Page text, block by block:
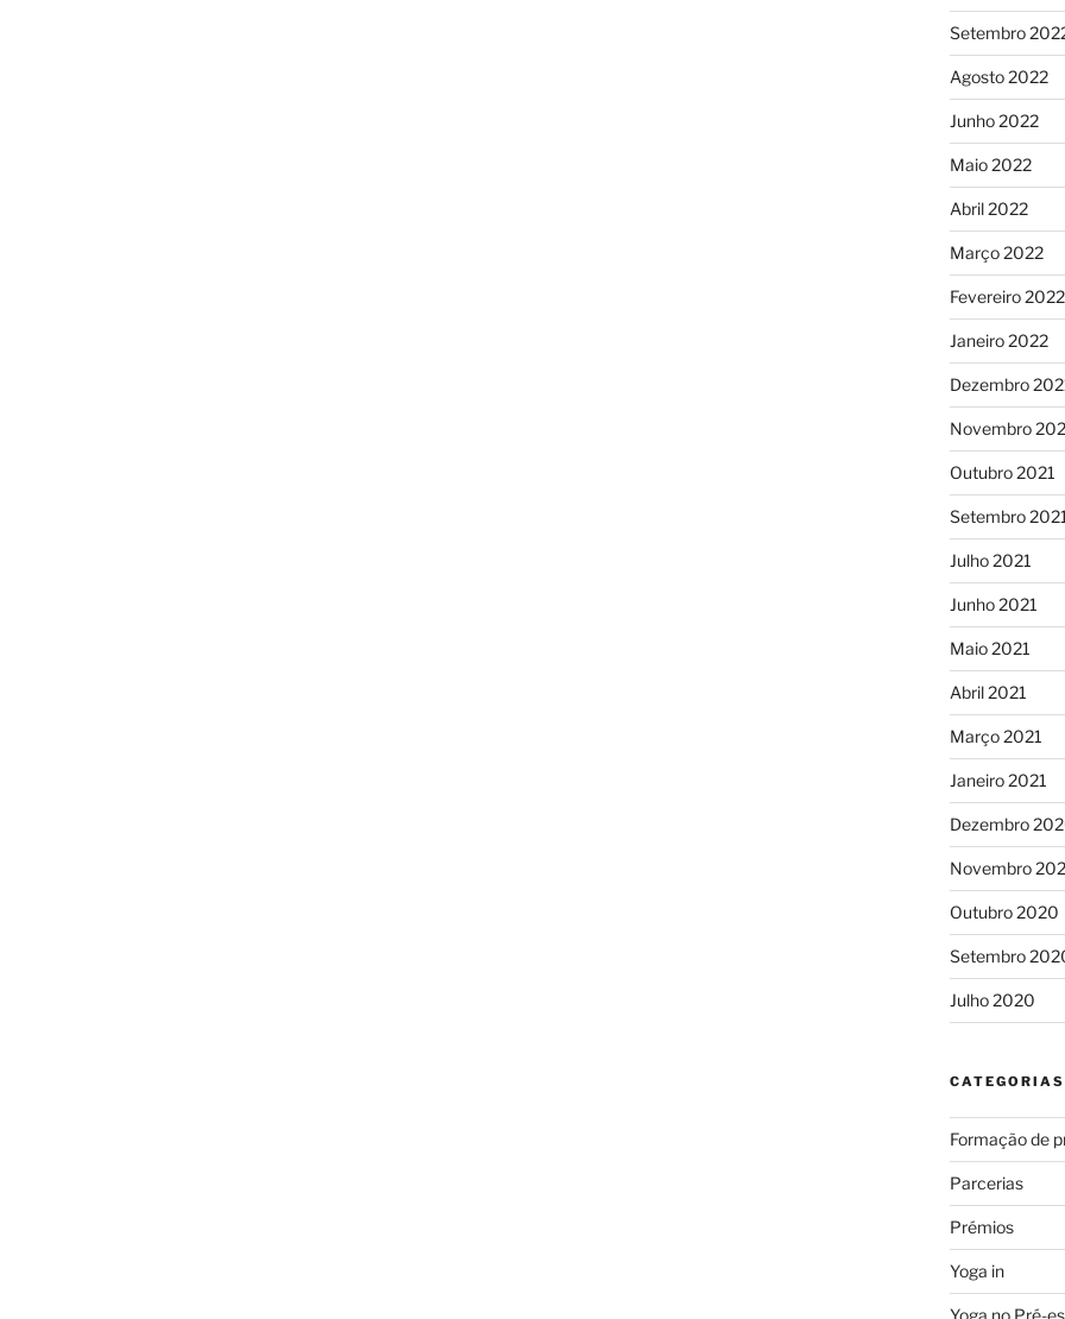
Setembro
Agosto 2022
Junho 2022
Maio 2022
Abril 2022
Março 2022
Fevereiro 2022
Janeiro 2022
Dezembro
Novembro
Outubro 2021
Setembro 2021
Julho 2021
Junho 2021
Maio 2021
Abril 2021
Março 2021
Janeiro 2021
Dezembro
Novembro
Outubro 2020
Setembro
Julho 2020
CATEGORIAS
Formação de
Parcerias
Prémios
Yoga in
Yoga no Pré-